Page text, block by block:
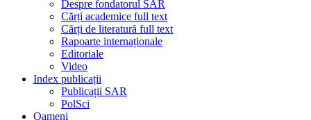
Despre fondatorul SAR
Cărți academice full text
Cărți de literatură full text
Rapoarte internaționale
Editoriale
Video
Index publicații
Publicații SAR
PolSci
Oameni